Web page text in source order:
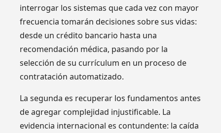
interrogar los sistemas que cada vez con mayor
frecuencia tomarán decisiones sobre sus vidas:
desde un crédito bancario hasta una
recomendación médica, pasando por la
selección de su currículum en un proceso de
contratación automatizado.
La segunda es recuperar los fundamentos antes
de agregar complejidad injustificable. La
evidencia internacional es contundente: la caída